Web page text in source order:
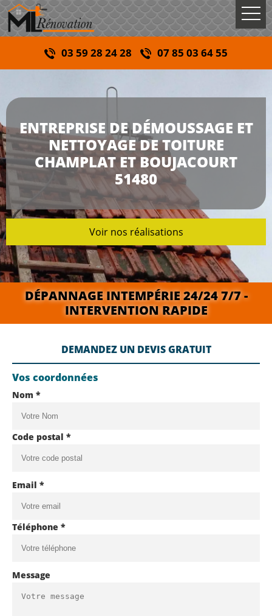
03 59 28 24 28 07 85 03 64 55
ENTREPRISE DE DÉMOUSSAGE ET
NETTOYAGE DE TOITURE
CHAMPLAT ET BOUJACOURT
51480
Voir nos réalisations
DÉPANNAGE INTEMPÉRIE 24/24 7/7 -
INTERVENTION RAPIDE
DEMANDEZ UN DEVIS GRATUIT
Vos coordonnées
Nom *
Code postal *
Email *
Téléphone *
Message